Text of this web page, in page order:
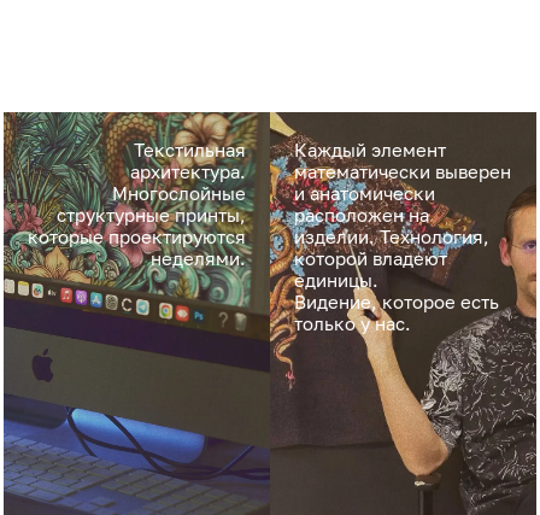
Текстильная
архитектура.
Многослойные
структурные принты,
которые проектируются
неделями.
Каждый элемент
математически выверен
и анатомически
расположен на
изделии. Технология,
которой владеют
единицы.
Видение, которое есть
только у нас.